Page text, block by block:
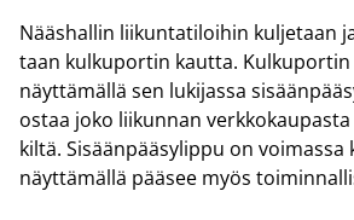
Nääs­hal­lin lii­kun­ta­ti­loi­hin kul­je­taan
taan kul­ku­por­tin kaut­ta.
näyt­tä­mäl­lä sen lu­ki­jas­sa
ostaa joko lii­kun­nan
kil­tä. Si­sään­pää­sy­lip­pu on
näyt­tä­mäl­lä pää­see myös